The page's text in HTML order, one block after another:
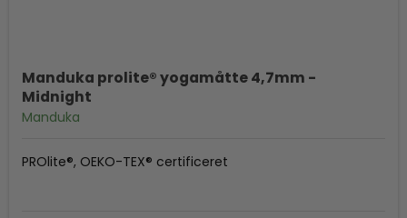
Manduka prolite® yogamåtte 4,7mm -
Midnight
Manduka
PROlite®, OEKO-TEX® certificeret